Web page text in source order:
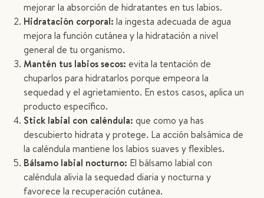
mejorar la absorción de hidratantes en tus labios.
Hidratación corporal: la ingesta adecuada de agua
mejora la función cutánea y la hidratación a nivel
general de tu organismo.
Mantén tus labios secos: evita la tentación de
chuparlos para hidratarlos porque empeora la
sequedad y el agrietamiento. En estos casos, aplica un
producto específico.
Stick labial con caléndula: que como ya has
descubierto hidrata y protege. La acción balsámica de
la caléndula mantiene los labios suaves y flexibles.
Bálsamo labial nocturno: El bálsamo labial con
caléndula alivia la sequedad diaria y nocturna y
favorece la recuperación cutánea.